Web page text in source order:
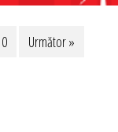
Următor »